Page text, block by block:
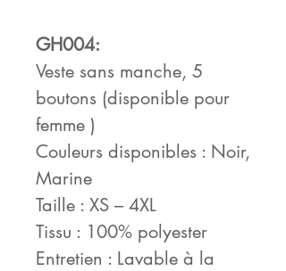
GH004:
Veste sans manche, 5
boutons (disponible pour
femme )
Couleurs disponibles : Noir,
Marine
Taille : XS – 4XL
Tissu : 100% polyester
Entretien : Lavable à la